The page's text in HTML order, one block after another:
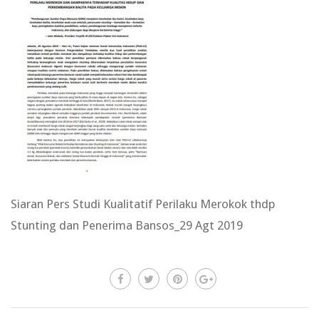
Siaran Pers Studi Kualitatif Perilaku Merokok thdp
Stunting dan Penerima Bansos_29 Agt 2019